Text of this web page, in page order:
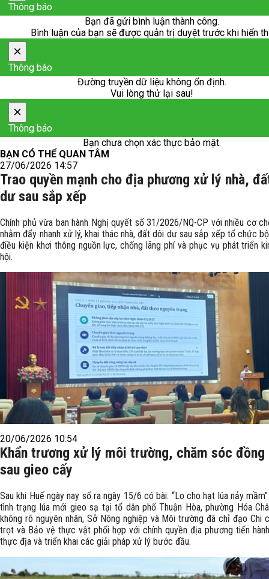
Thông báo
Bạn đã gửi bình luận thành công.
Bình luận của bạn sẽ được quản trị duyệt trước khi hiển
×
Thông báo
Đường truyền dữ liệu không ổn định.
Vui lòng thử lại sau!
×
Thông báo
Bạn chưa chọn xác thực bảo mật.
BẠN CÓ THỂ QUAN TÂM
27/06/2026 14:57
Trao quyền mạnh cho địa phương xử lý nhà,
dư sau sắp xếp
Chính phủ vừa ban hành Nghị quyết số 31/2026/NQ-CP với nhiều cơ
nhằm đẩy nhanh xử lý, khai thác nhà, đất dôi dư sau sắp xếp tổ chức
điều kiện khơi thông nguồn lực, chống lãng phí và phục vụ phát triển
hội.
20/06/2026 10:54
Khẩn trương xử lý môi trường, chăm sóc đồng
sau gieo cấy
Sau khi Huế ngày nay số ra ngày 15/6 có bài: “Lo cho hạt lúa nảy
tình trạng lúa mới gieo sạ tại tổ dân phố Thuận Hòa, phường Hóa
không rõ nguyên nhân, Sở Nông nghiệp và Môi trường đã chỉ đạo Chi
trọt và Bảo vệ thực vật phối hợp với chính quyền địa phương tiến
thực địa và triển khai các giải pháp xử lý bước đầu.